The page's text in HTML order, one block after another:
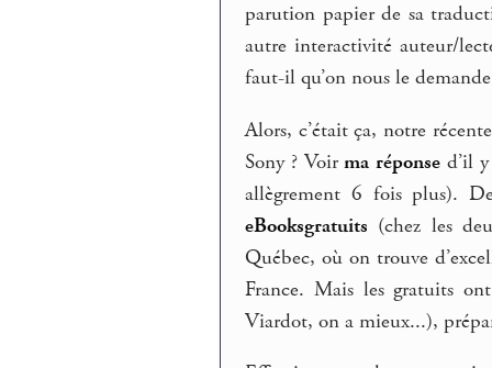
parution papier de sa
autre interactivité auteur/
faut-il qu’on nous le
Alors, c’était ça, notre
Sony ? Voirma réponse d’il
allègrement 6 fois plus).
eBooksgratuits (chez les
Québec, où on trouve
France. Mais les gratuits
Viardot, on a mieux...),